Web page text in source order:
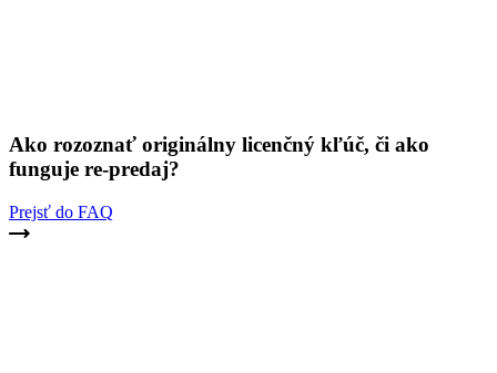
Ako rozoznať originálny licenčný kľúč, či ako
funguje re-predaj?
Prejsť do FAQ